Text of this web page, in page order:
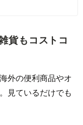
貨もコストコ
外の便利商品やオ
見ているだけでも